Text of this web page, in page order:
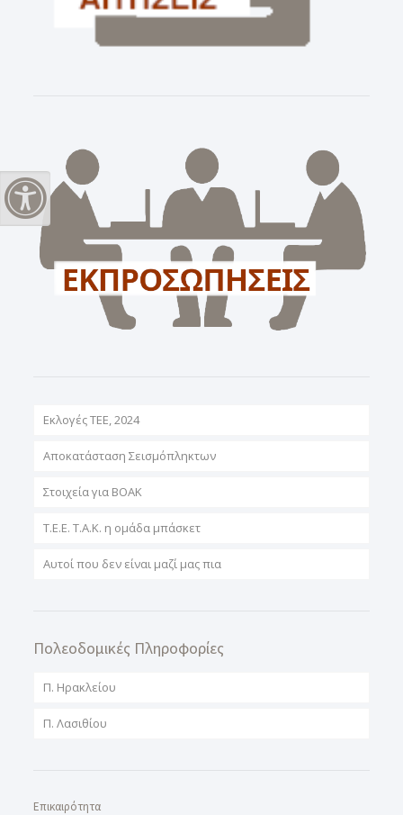
Εναλλαγή Υψηλής Αντίθεσης
Εκλογές ΤΕΕ, 2024
Αποκατάσταση Σεισμόπληκτων
Στοιχεία για ΒΟΑΚ
T.E.E. T.A.K. η ομάδα μπάσκετ
Αυτοί που δεν είναι μαζί μας πια
Πολεοδομικές Πληροφορίες
Π. Ηρακλείου
Π. Λασιθίου
Επικαιρότητα